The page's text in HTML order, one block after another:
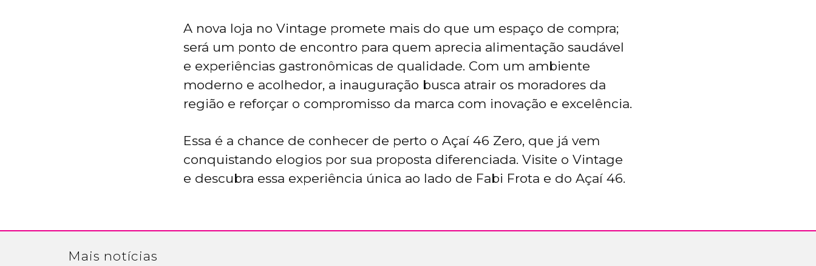
A nova loja no Vintage promete mais do que um espaço de compra;
será um ponto de encontro para quem aprecia alimentação saudável
e experiências gastronômicas de qualidade. Com um ambiente
moderno e acolhedor, a inauguração busca atrair os moradores da
região e reforçar o compromisso da marca com inovação e excelência.
Essa é a chance de conhecer de perto o Açaí 46 Zero, que já vem
conquistando elogios por sua proposta diferenciada. Visite o Vintage
e descubra essa experiência única ao lado de Fabi Frota e do Açaí 46.
Mais notícias